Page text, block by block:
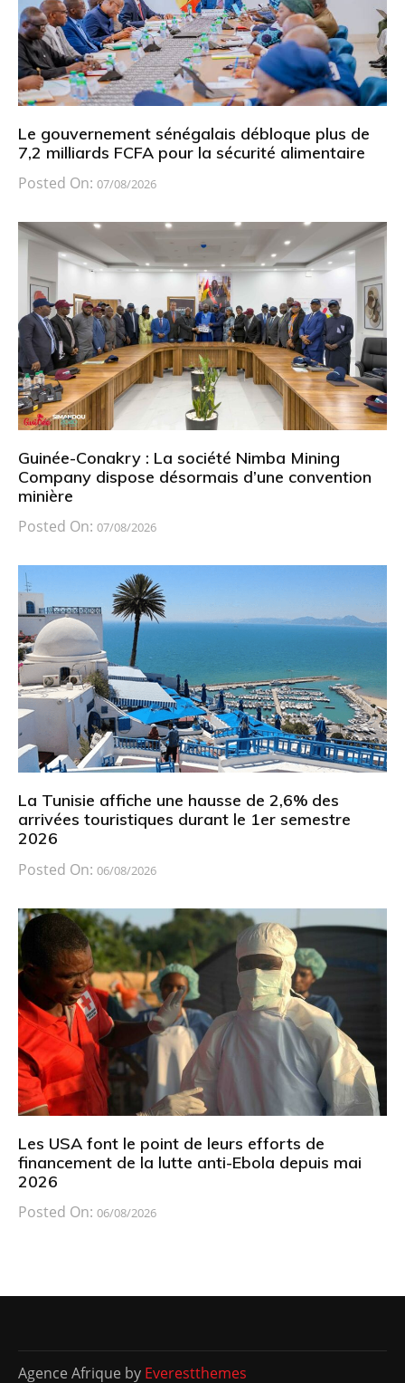
Le gouvernement sénégalais débloque plus de
7,2 milliards FCFA pour la sécurité alimentaire
Posted On: 07/08/2026
Guinée-Conakry : La société Nimba Mining
Company dispose désormais d’une convention
minière
Posted On: 07/08/2026
La Tunisie affiche une hausse de 2,6% des
arrivées touristiques durant le 1er semestre
2026
Posted On: 06/08/2026
Les USA font le point de leurs efforts de
financement de la lutte anti-Ebola depuis mai
2026
Posted On: 06/08/2026
Agence Afrique by Everestthemes